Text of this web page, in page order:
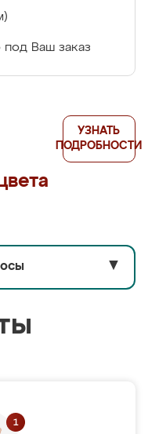
Ваш заказ
УЗНАТЬ
ПОДРОБНОСТИ
▼